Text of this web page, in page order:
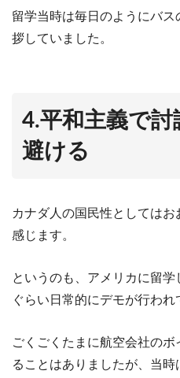
留学当時は毎日のようにバ
拶していました。
4.平和主義で
避ける
カナダ人の国民性としては
感じます。
というのも、アメリカに留
ぐらい日常的にデモが行われ
ごくごくたまに航空会社の
ることはありましたが、当